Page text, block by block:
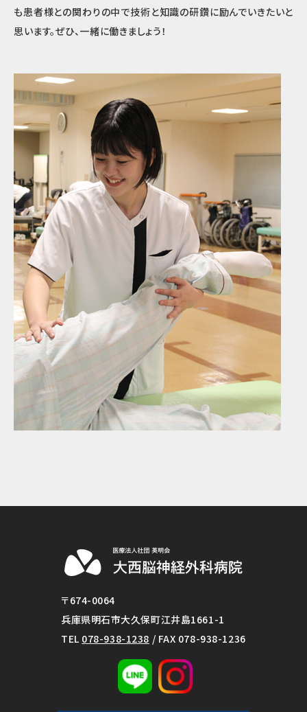
も患者様との関わりの中で技術と知識の研鑽に励んでいきたいと
思います。ぜひ、一緒に働きましょう！
〒674-0064
兵庫県明石市大久保町江井島1661-1
TEL 078-938-1238 / FAX 078-938-1236